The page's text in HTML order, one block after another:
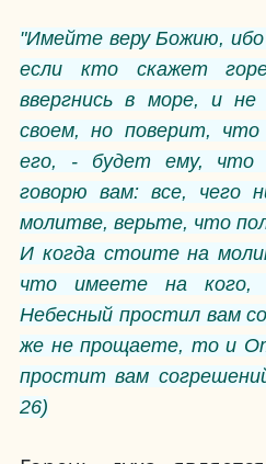
"Имейте веру Божию,
если кто скажет
ввергнись в море, и
своем, но поверит,
его, - будет ему, что
говорю вам: все, чего
молитве, верьте, что
И когда стоите на
что имеете на
Небесный простил вам
же не прощаете, то и
простит вам
26)